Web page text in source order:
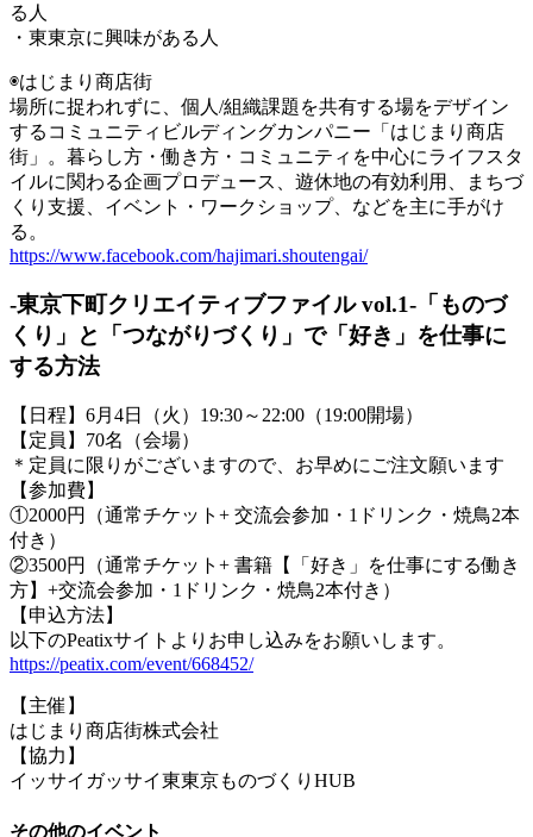
る人
・東東京に興味がある人
◉はじまり商店街
場所に捉われずに、個人/組織課題を共有する場をデザイン
するコミュニティビルディングカンパニー「はじまり商店
街」。暮らし方・働き方・コミュニティを中心にライフスタ
イルに関わる企画プロデュース、遊休地の有効利用、まちづ
くり支援、イベント・ワークショップ、などを主に手がけ
る。
https://www.facebook.com/hajimari.shoutengai/
-東京下町クリエイティブファイル vol.1-「ものづ
くり」と「つながりづくり」で「好き」を仕事に
する方法
【日程】6月4日（火）19:30～22:00（19:00開場）
【定員】70名（会場）
＊定員に限りがございますので、お早めにご注文願います
【参加費】
①2000円（通常チケット+ 交流会参加・1ドリンク・焼鳥2本
付き）
②3500円（通常チケット+ 書籍【「好き」を仕事にする働き
方】+交流会参加・1ドリンク・焼鳥2本付き）
【申込方法】
以下のPeatixサイトよりお申し込みをお願いします。
https://peatix.com/event/668452/
【主催】
はじまり商店街株式会社
【協力】
イッサイガッサイ東東京ものづくりHUB
その他のイベント